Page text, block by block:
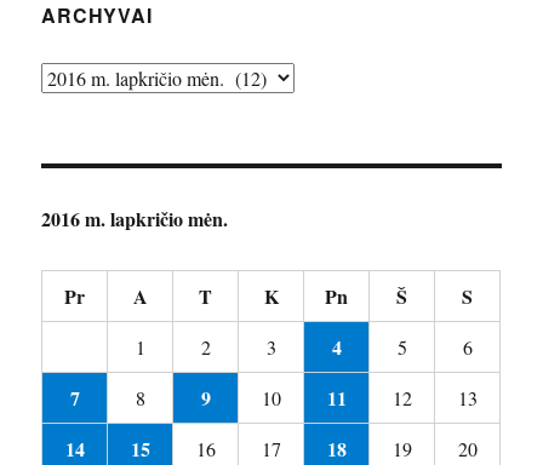
ARCHYVAI
Archyvai
2016 m. lapkričio mėn.
Pr A T K Pn Š S
1 2 3 4 5 6
7 8 9 10 11 12 13
14 15 16 17 18 19
20